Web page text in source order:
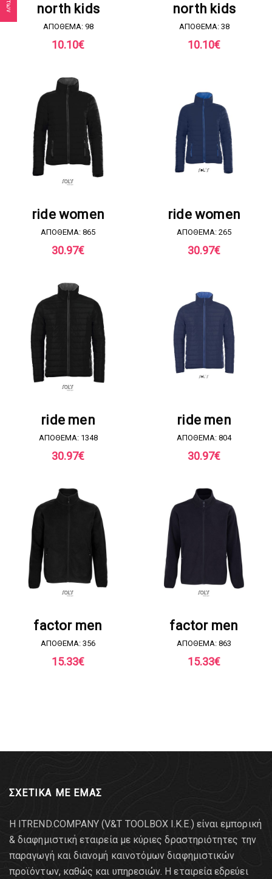
north kids
ΑΠΟΘΕΜΑ: 98
10.10€
north kids
ΑΠΟΘΕΜΑ: 38
10.10€
ride women
ΑΠΟΘΕΜΑ: 865
30.97€
ride women
ΑΠΟΘΕΜΑ: 265
30.97€
ride men
ΑΠΟΘΕΜΑ: 1348
30.97€
ride men
ΑΠΟΘΕΜΑ: 804
30.97€
factor men
ΑΠΟΘΕΜΑ: 356
15.33€
factor men
ΑΠΟΘΕΜΑ: 863
15.33€
ΣΧΕΤΙΚΑ ΜΕ ΕΜΑΣ
Η ITREND.COMPANY (V&T TOOLBOX Ι.Κ.Ε.) είναι εμπορική
& διαφημιστική εταιρεία με κύριες δραστηριότητες την
παραγωγή και διανομή καινοτόμων διαφημιστικών
προϊόντων, καθώς και υπηρεσιών. Η εταιρεία εδρεύει